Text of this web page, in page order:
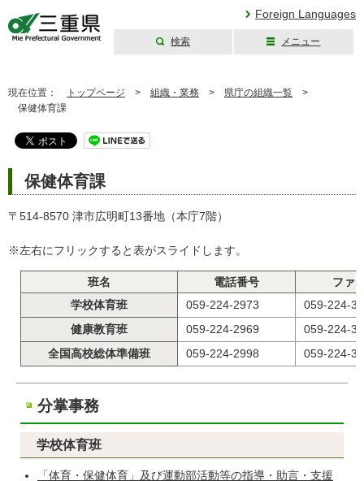
Foreign Languages
検索 メニュー
現在位置： トップページ > 組織・業務 > 県庁の組織一覧 >
保健体育課
保健体育課
〒514-8570 津市広明町13番地（本庁7階）
※左右にフリックすると表がスライドします。
班名 電話番号
ファ
学校体育班
059-224-2973
059-224-
健康教育班
059-224-2969
059-224-
全国高校総体準備班
059-224-2998 059-224-
分掌事務
学校体育班
「体育・保健体育」及び運動部活動等の指導・助言・支援